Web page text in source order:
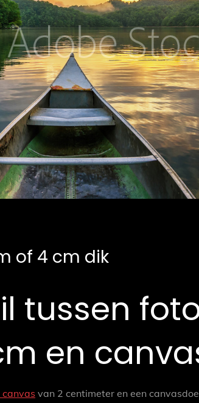
of 4 cm dik
tussen
en
van 2 centimeter en een